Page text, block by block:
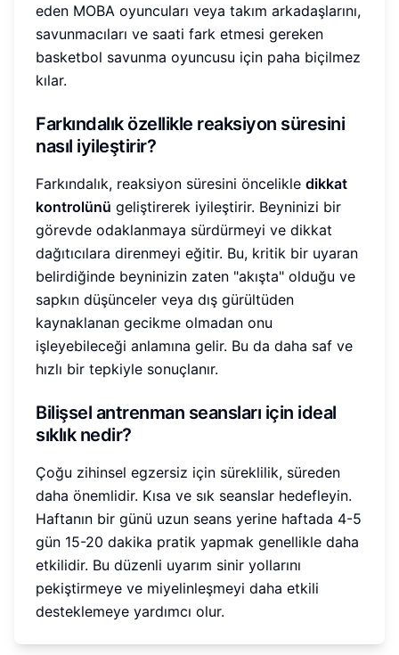
eden MOBA oyuncuları veya takım arkadaşlarını,
savunmacıları ve saati fark etmesi gereken
basketbol savunma oyuncusu için paha biçilmez
kılar.
Farkındalık özellikle reaksiyon süresini
nasıl iyileştirir?
Farkındalık, reaksiyon süresini öncelikle dikkat
kontrolünü geliştirerek iyileştirir. Beyninizi bir
görevde odaklanmaya sürdürmeyi ve dikkat
dağıtıcılara direnmeyi eğitir. Bu, kritik bir uyaran
belirdiğinde beyninizin zaten "akışta" olduğu ve
sapkın düşünceler veya dış gürültüden
kaynaklanan gecikme olmadan onu
işleyebileceği anlamına gelir. Bu da daha saf ve
hızlı bir tepkiyle sonuçlanır.
Bilişsel antrenman seansları için ideal
sıklık nedir?
Çoğu zihinsel egzersiz için süreklilik, süreden
daha önemlidir. Kısa ve sık seanslar hedefleyin.
Haftanın bir günü uzun seans yerine haftada 4-5
gün 15-20 dakika pratik yapmak genellikle daha
etkilidir. Bu düzenli uyarım sinir yollarını
pekiştirmeye ve miyelinleşmeyi daha etkili
desteklemeye yardımcı olur.